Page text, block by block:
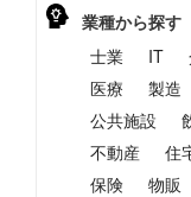
業種から探す
士業
IT
医療
製造
公共施設
不動産
住
保険
物販